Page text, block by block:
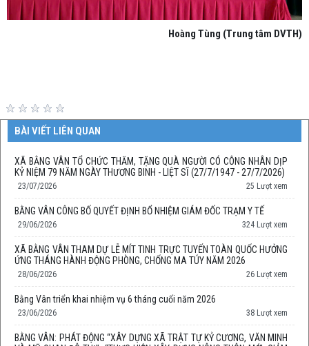
Hoàng Tùng (Trung tâm DVTH)
BÀI VIẾT LIÊN QUAN
XÃ BẰNG VÂN TỔ CHỨC THĂM, TẶNG QUÀ NGƯỜI CÓ CÔNG NHÂN DỊP
KỶ NIỆM 79 NĂM NGÀY THƯƠNG BINH - LIỆT SĨ (27/7/1947 - 27/7/2026)
23/07/2026 25 Lượt xem
BẰNG VÂN CÔNG BỐ QUYẾT ĐỊNH BỔ NHIỆM GIÁM ĐỐC TRẠM Y TẾ
29/06/2026 324 Lượt xem
XÃ BẰNG VÂN THAM DỰ LỄ MÍT TINH TRỰC TUYẾN TOÀN QUỐC HƯỞNG
ỨNG THÁNG HÀNH ĐỘNG PHÒNG, CHỐNG MA TÚY NĂM 2026
28/06/2026 26 Lượt xem
Bằng Vân triển khai nhiệm vụ 6 tháng cuối năm 2026
23/06/2026 38 Lượt xem
BẰNG VÂN: PHÁT ĐỘNG “XÂY DỰNG XÃ TRẬT TỰ KỶ CƯƠNG, VĂN MINH